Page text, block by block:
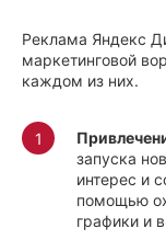
Реклама Яндекс
маркетинговой
каждом из них.
запуска
интерес и
помощью
графики и